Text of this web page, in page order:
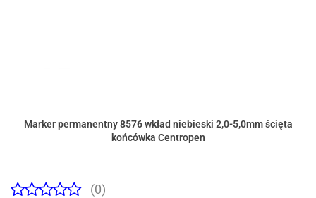
Marker permanentny 8576 wkład niebieski 2,0-5,0mm ścięta
końcówka Centropen
(0)